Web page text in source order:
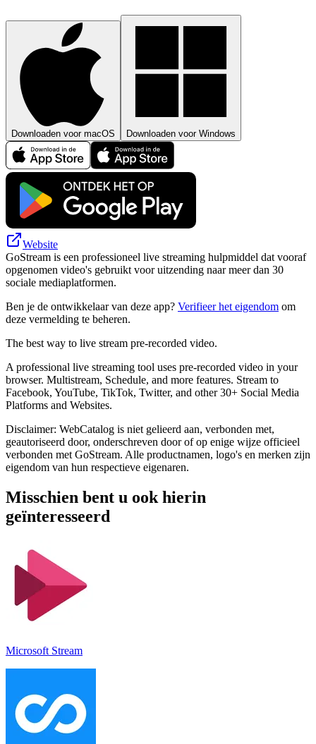
Downloaden voor macOS Downloaden voor Windows
Website
GoStream is een professioneel live streaming hulpmiddel dat vooraf
opgenomen video's gebruikt voor uitzending naar meer dan 30
sociale mediaplatformen.
Ben je de ontwikkelaar van deze app? Verifieer het eigendom om
deze vermelding te beheren.
The best way to live stream pre-recorded video.
A professional live streaming tool uses pre-recorded video in your
browser. Multistream, Schedule, and more features. Stream to
Facebook, YouTube, TikTok, Twitter, and other 30+ Social Media
Platforms and Websites.
Disclaimer: WebCatalog is niet gelieerd aan, verbonden met,
geautoriseerd door, onderschreven door of op enige wijze officieel
verbonden met GoStream. Alle productnamen, logo's en merken zijn
eigendom van hun respectieve eigenaren.
Misschien bent u ook hierin
geïnteresseerd
Microsoft Stream